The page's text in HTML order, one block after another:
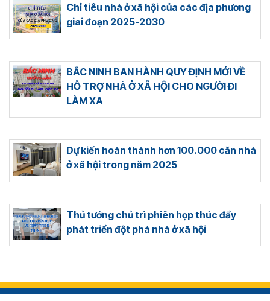
Chỉ tiêu nhà ở xã hội của các địa phương
giai đoạn 2025-2030
BẮC NINH BAN HÀNH QUY ĐỊNH MỚI VỀ
HỖ TRỢ NHÀ Ở XÃ HỘI CHO NGƯỜI ĐI
LÀM XA
Dự kiến hoàn thành hơn 100.000 căn nhà
ở xã hội trong năm 2025
Thủ tướng chủ trì phiên họp thúc đẩy
phát triển đột phá nhà ở xã hội